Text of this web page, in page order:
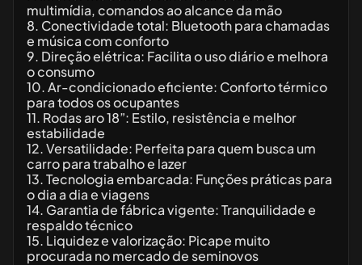
multimídia, comandos ao alcance da mão
8. Conectividade total: Bluetooth para chamadas
e música com conforto
9. Direção elétrica: Facilita o uso diário e melhora
o consumo
10. Ar-condicionado eficiente: Conforto térmico
para todos os ocupantes
11. Rodas aro 18”: Estilo, resistência e melhor
estabilidade
12. Versatilidade: Perfeita para quem busca um
carro para trabalho e lazer
13. Tecnologia embarcada: Funções práticas para
o dia a dia e viagens
14. Garantia de fábrica vigente: Tranquilidade e
respaldo técnico
15. Liquidez e valorização: Picape muito
procurada no mercado de seminovos